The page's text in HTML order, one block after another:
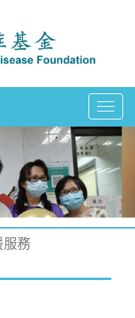
T
o
g
l
e
v
服務